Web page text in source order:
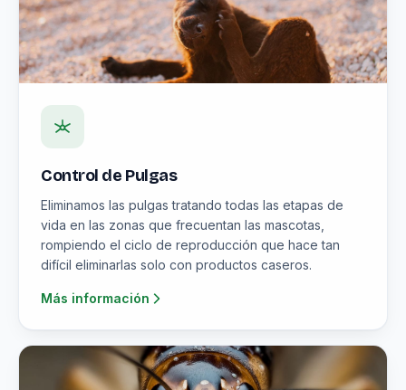
Control de Pulgas
Eliminamos las pulgas tratando todas las etapas de
vida en las zonas que frecuentan las mascotas,
rompiendo el ciclo de reproducción que hace tan
difícil eliminarlas solo con productos caseros.
Más información